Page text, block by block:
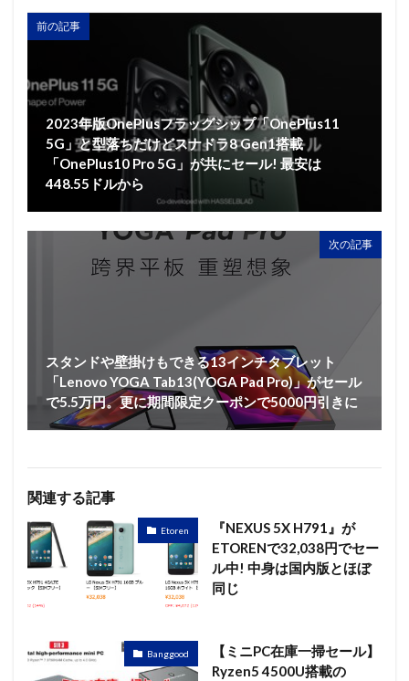
前の記事
2023年版OnePlusフラッグシップ「OnePlus11
5G」と型落ちだけどスナドラ8 Gen1搭載
「OnePlus10 Pro 5G」が共にセール! 最安は
448.55ドルから
次の記事
スタンドや壁掛けもできる13インチタブレット
「Lenovo YOGA Tab13(YOGA Pad Pro)」がセール
で5.5万円。更に期間限定クーポンで5000円引きに
関連する記事
Etoren
『NEXUS 5X H791』が
ETORENで32,038円でセー
ル中! 中身は国内版とほぼ
同じ
Banggood
【ミニPC在庫一掃セール】
Ryzen5 4500U搭載の